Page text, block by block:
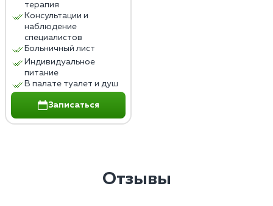
терапия
Консультации и
наблюдение
специалистов
Больничный лист
Индивидуальное
питание
В палате туалет и душ
Записаться
Отзывы